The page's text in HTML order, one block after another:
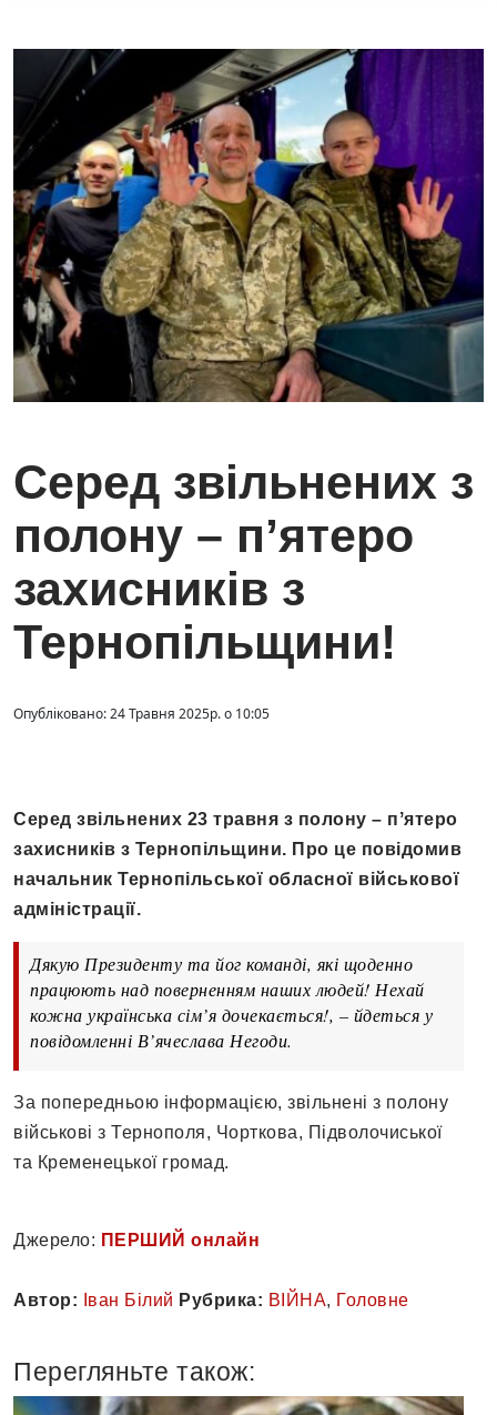
Серед звільнених з
полону – пʼятеро
захисників з
Тернопільщини!
Опубліковано: 24 Травня 2025р. о 10:05
Серед звільнених 23 травня з полону – пʼятеро
захисників з Тернопільщини. Про це повідомив
начальник Тернопільської обласної військової
адміністрації.
Дякую Президенту та йог команді, які щоденно
працюють над поверненням наших людей! Нехай
кожна українська сім’я дочекається!, – йдеться у
повідомленні В’ячеслава Негоди.
За попередньою інформацією, звільнені з полону
військові з Тернополя, Чорткова, Підволочиської
та Кременецької громад.
Джерело: ПЕРШИЙ онлайн
Автор: Іван Білий Рубрика: ВІЙНА, Головне
Перегляньте також: